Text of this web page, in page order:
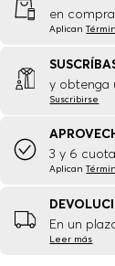
en
Aplican
y obtenga
Suscribirse
3 y 6
Aplican
En un
Leer más